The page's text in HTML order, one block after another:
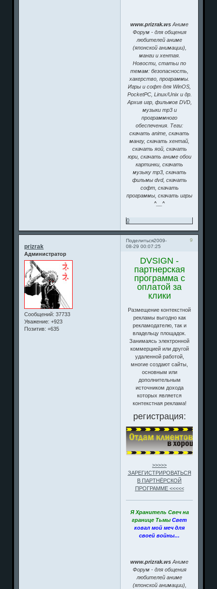
www.prizrak.ws Аниме
Форум - для общения
любителей аниме
(японской анимации),
манги и хентая.
Новости, статьи по
темам: безопасность,
хакерство, программы.
Игры и софт для WinOS,
PocketPC, Linux/Unix и др.
Архив игр, фильмов DVD,
музыки mp3 и
программного
обеспечения. Теги:
скачать anime, скачать
мангу, скачать хентай,
скачать яой, скачать
юри, скачать аниме обои
картинки, скачать
музыку mp3, скачать
фильмы dvd, скачать
софт, скачать
программы, скачать игры
^__^
0
Поделиться 9
2009-
08-29 00:07:25
prizrak
Администратор
Сообщений: 37733
Уважение: +923
Позитив: +635
DVSIGN -
партнерская
программа с
оплатой за
клики
Размещение контекстной
рекламы выгодно как
рекламодателю, так и
владельцу площадок.
Занимаясь электронной
коммерцией или другой
удаленной работой,
многие создают сайты,
основным или
дополнительным
источником дохода
которых является
контекстная реклама!
регистрация:
>>>>>
ЗАРЕГИСТРИРОВАТЬСЯ
В ПАРТНЁРСКОЙ
ПРОГРАММЕ <<<<<
Я Хранитель Свеч на
границе Тьмы Свет
ковал мой меч для
своей войны…
www.prizrak.ws Аниме
Форум - для общения
любителей аниме
(японской анимации),